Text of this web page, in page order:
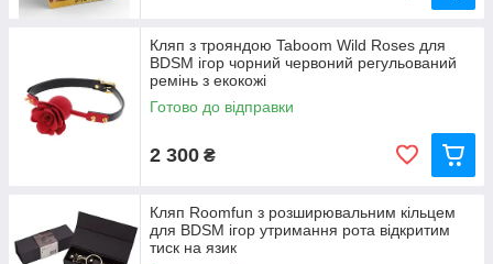
Кляп з трояндою Taboom Wild Roses для
BDSM ігор чорний червоний регульований
ремінь з екокожі
Готово до відправки
2 300 ₴
Кляп Roomfun з розширювальним кільцем
для BDSM ігор утримання рота відкритим
тиск на язик